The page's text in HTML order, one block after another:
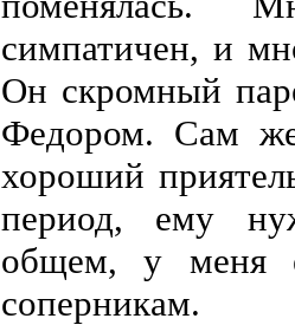
симпатичен, и
Он скромный
Федором. Сам
хороший
период, ему
общем, у меня
соперникам.